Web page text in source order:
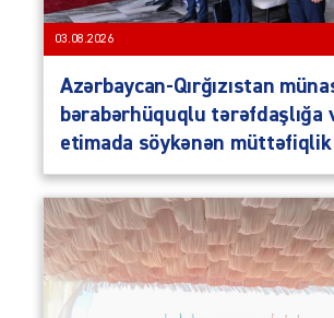
03.08.2026
Azərbaycan-Qırğızıstan
bərabərhüquqlu tərəfdaşlığa
etimada söykənən